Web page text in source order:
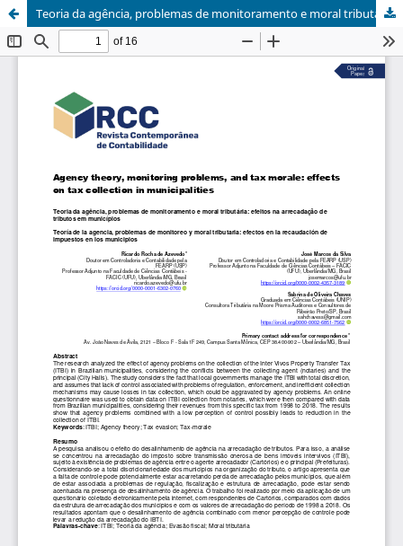
Teoria da agência, problemas de monitoramento e moral tributária: efeitos na arrecadação de tributos em municípios